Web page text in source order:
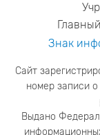
Знак
Сайт
номер записи
Выдано